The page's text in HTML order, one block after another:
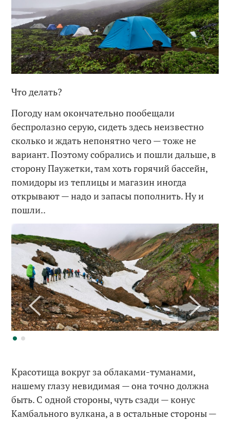
Что делать?
Погоду нам окончательно пообещали
беспролазно серую, сидеть здесь неизвестно
сколько и ждать непонятно чего — тоже не
вариант. Поэтому собрались и пошли дальше, в
сторону Паужетки, там хоть горячий бассейн,
помидоры из теплицы и магазин иногда
открывают — надо и запасы пополнить. Ну и
пошли..
Красотища вокруг за облаками-туманами,
нашему глазу невидимая — она точно должна
быть. С одной стороны, чуть сзади — конус
Камбального вулкана, а в остальные стороны —